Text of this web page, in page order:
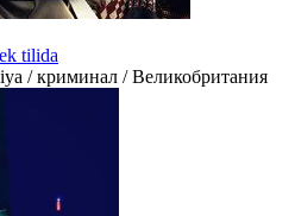
tilida
/ криминал / Великобритания